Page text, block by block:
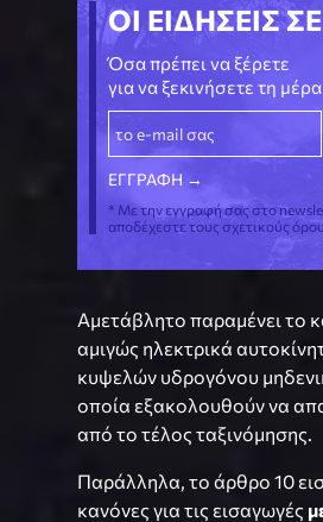
ΟΙ ΕΙΔΗΣΕΙΣ
Όσα πρέπει να ξέρετε
για να ξεκινήσετε τη
* Με την εγγραφή σας στο
αποδέχεστε τους σχετικούς
Αμετάβλητο παραμένει το
αμιγώς ηλεκτρικά
κυψελών υδρογόνου
οποία εξακολουθούν να
από το τέλος ταξινόμησης.
Παράλληλα, το άρθρο 10
κανόνες για τις εισαγωγές